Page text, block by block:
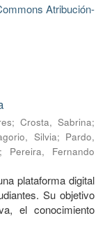
Atribución-
;Crosta, Sabrina;
Silvia; Pardo,
; Pereira, Fernando
plataforma digital
Su objetivo
el conocimiento